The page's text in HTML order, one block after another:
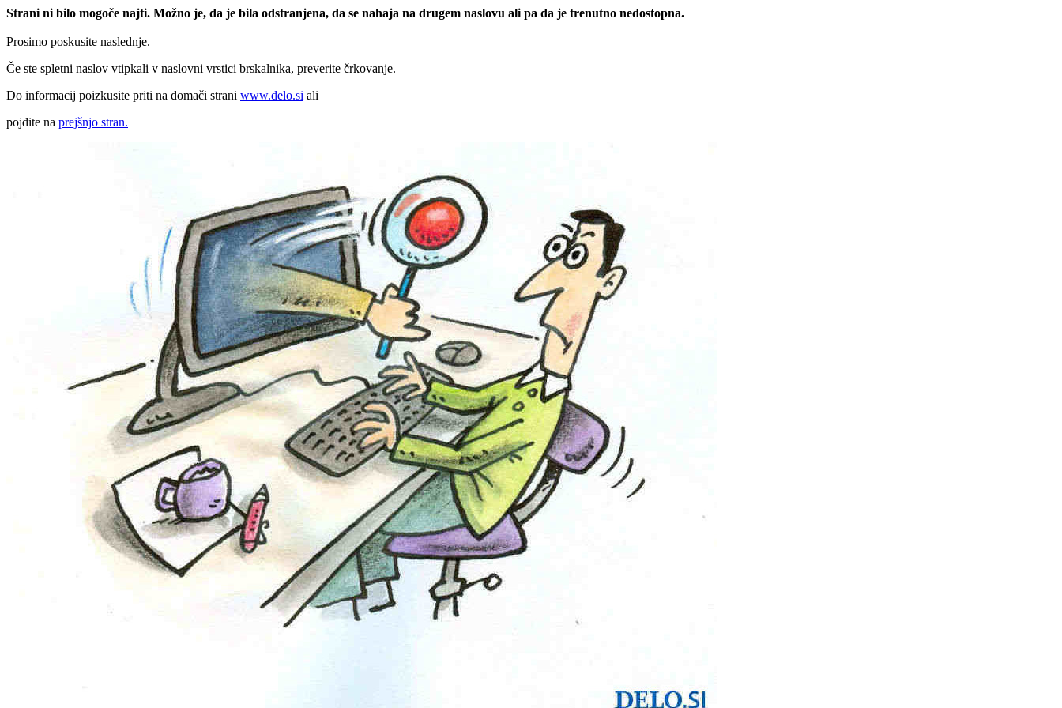
Strani ni bilo mogoče najti. Možno je, da je bila odstranjena, da se nahaja na drugem naslovu ali pa da je trenutno nedostopna.
Prosimo poskusite naslednje.
Če ste spletni naslov vtipkali v naslovni vrstici brskalnika, preverite črkovanje.
Do informacij poizkusite priti na domači strani www.delo.si ali
pojdite na prejšnjo stran.